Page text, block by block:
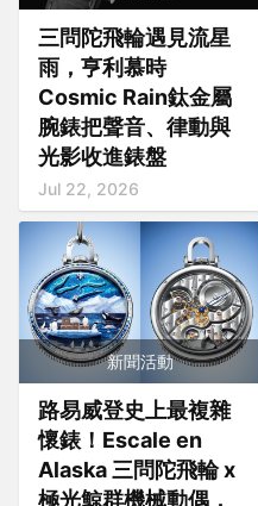
三問陀飛輪遇見流星
雨，亨利慕時
Cosmic Rain鈦金屬
腕錶把聲音、律動與
光影收進錶盤
Jul 22, 2026
新聞活動
路易威登史上最複雜
懷錶！Escale en
Alaska 三問陀飛輪 x
極光鯨群機械動偶，